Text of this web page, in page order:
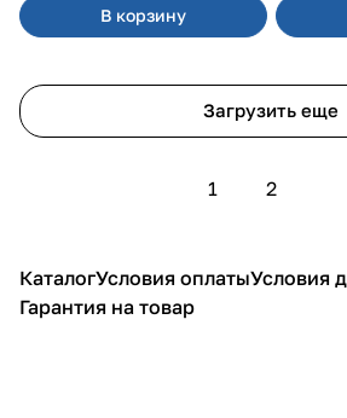
В корзину
Загрузить еще
1 2
КаталогУсловия оплатыУсловия
Гарантия на товар